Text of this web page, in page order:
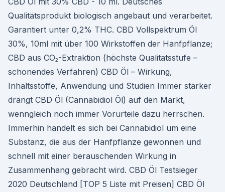
Qualitätsprodukt biologisch angebaut und verarbeitet.
Garantiert unter 0,2% THC. CBD Vollspektrum Öl
30%, 10ml mit über 100 Wirkstoffen der Hanfpflanze;
CBD aus CO₂-Extraktion (höchste Qualitätsstufe –
schonendes Verfahren) CBD Öl – Wirkung,
Inhaltsstoffe, Anwendung und Studien Immer stärker
drängt CBD Öl (Cannabidiol Öl) auf den Markt,
wenngleich noch immer Vorurteile dazu herrschen.
Immerhin handelt es sich bei Cannabidiol um eine
Substanz, die aus der Hanfpflanze gewonnen und
schnell mit einer berauschenden Wirkung in
Zusammenhang gebracht wird. CBD Öl Testsieger
2020 Deutschland [TOP 5 Liste mit Preisen] CBD Öl